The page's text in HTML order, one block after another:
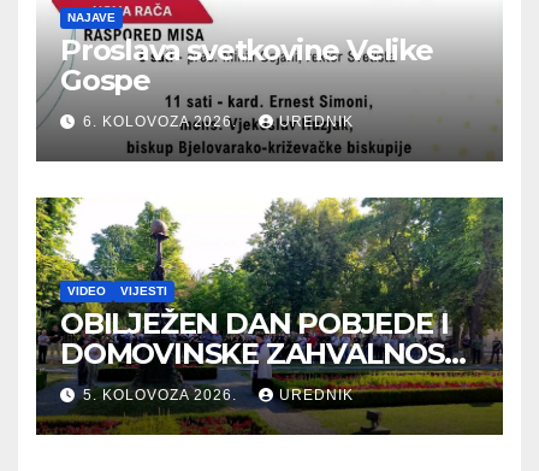
NAJAVE
Proslava svetkovine Velike
Gospe
6. KOLOVOZA 2026. UREDNIK
VIDEO VIJESTI
OBILJEŽEN DAN POBJEDE I
DOMOVINSKE ZAHVALNOSTI
TE DAN HRVATSKIH
BRANITELJA
5. KOLOVOZA 2026. UREDNIK